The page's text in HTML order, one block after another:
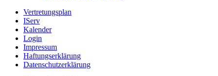
Vertretungsplan
IServ
Kalender
Login
Impressum
Haftungserklärung
Datenschutzerklärung